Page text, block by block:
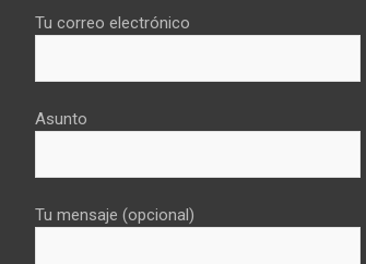
Tu correo electrónico
Asunto
Tu mensaje (opcional)